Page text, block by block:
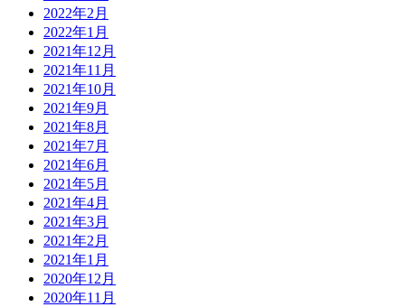
2022年2月
2022年1月
2021年12月
2021年11月
2021年10月
2021年9月
2021年8月
2021年7月
2021年6月
2021年5月
2021年4月
2021年3月
2021年2月
2021年1月
2020年12月
2020年11月